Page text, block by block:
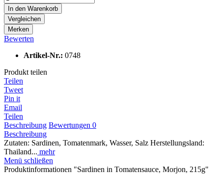
In den Warenkorb
Vergleichen
Merken
Bewerten
Artikel-Nr.: 0748
Produkt teilen
Teilen
Tweet
Pin it
Email
Teilen
Beschreibung Bewertungen 0
Beschreibung
Zutaten: Sardinen, Tomatenmark, Wasser, Salz Herstellungsland:
Thailand... mehr
Menü schließen
Produktinformationen "Sardinen in Tomatensauce, Morjon, 215g"